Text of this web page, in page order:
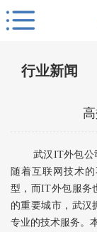
行业新闻
武汉IT外包公
随着互联网技术
型，而IT外包服务
的重要城市，武汉
专业的技术服务。